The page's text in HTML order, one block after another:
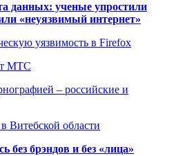
данных: ученые упростили
«неуязвимый интернет»
уязвимость в Firefox
МТС
– российские и
области
без брэндов и без «лица»